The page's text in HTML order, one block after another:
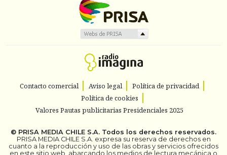
Contacto comercial Aviso legal
Política de privacidad
Política de cookies
Valores Pautas publicitarias Presidenciales 2025
© PRISA MEDIA CHILE S.A. Todos los derechos reservados.
PRISA MEDIA CHILE S.A. expresa su reserva de derechos en
cuanto a la reproducción y uso de las obras y servicios ofrecidos
en este sitio web, abarcando los medios de lectura mecánica o